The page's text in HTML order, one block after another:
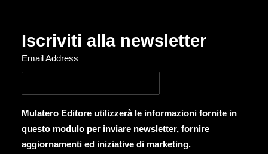
Iscriviti alla newsletter
Email Address
Mulatero Editore utilizzerà le informazioni fornite in
questo modulo per inviare newsletter, fornire
aggiornamenti ed iniziative di marketing.